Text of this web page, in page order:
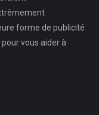
forme de publicité
vous aider à